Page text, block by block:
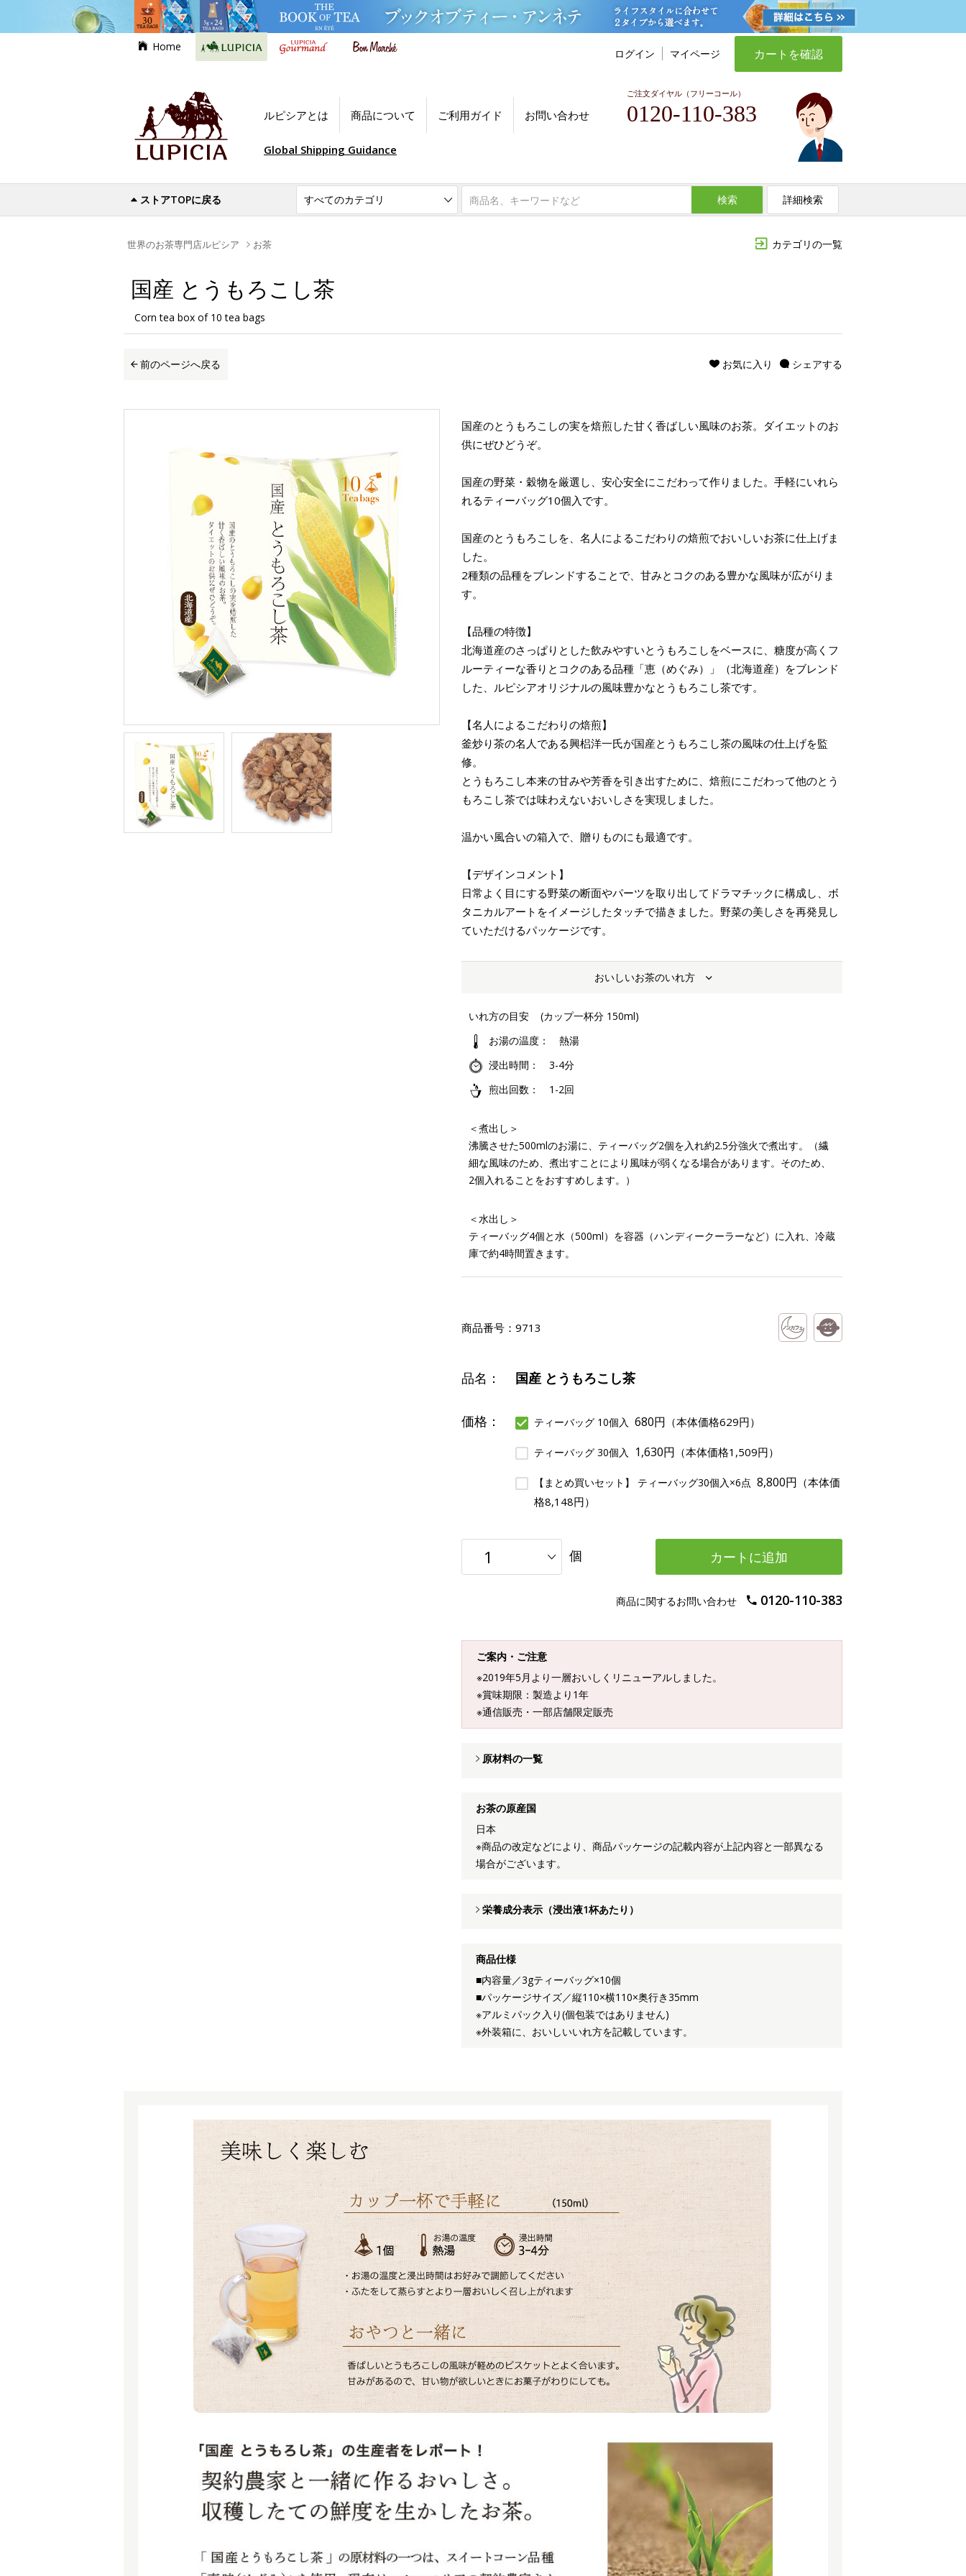
Home
ログイン マイページ カートを確認
ルピシアとは 商品について ご利用ガイド お問い合わせ
ご注文ダイヤル（フリーコール）
0120-110-383
Global Shipping Guidance
ストアTOPに戻る 検索 詳細検索
カテゴリの一覧
世界のお茶専門店ルピシア お茶
国産 とうもろこし茶
Corn tea box of 10 tea bags
前のページへ戻る シェアする
お気に入り
国産のとうもろこしの実を焙煎した甘く香ばしい風味のお茶。ダイエットのお
供にぜひどうぞ。
国産の野菜・穀物を厳選し、安心安全にこだわって作りました。手軽にいれら
れるティーバッグ10個入です。
国産のとうもろこしを、名人によるこだわりの焙煎でおいしいお茶に仕上げま
した。
2種類の品種をブレンドすることで、甘みとコクのある豊かな風味が広がりま
す。
【品種の特徴】
北海道産のさっぱりとした飲みやすいとうもろこしをベースに、糖度が高くフ
ルーティーな香りとコクのある品種「恵（めぐみ）」（北海道産）をブレンド
した、ルピシアオリジナルの風味豊かなとうもろこし茶です。
【名人によるこだわりの焙煎】
釜炒り茶の名人である興梠洋一氏が国産とうもろこし茶の風味の仕上げを監
修。
とうもろこし本来の甘みや芳香を引き出すために、焙煎にこだわって他のとう
もろこし茶では味わえないおいしさを実現しました。
温かい風合いの箱入で、贈りものにも最適です。
【デザインコメント】
日常よく目にする野菜の断面やパーツを取り出してドラマチックに構成し、ボ
タニカルアートをイメージしたタッチで描きました。野菜の美しさを再発見し
ていただけるパッケージです。
おいしいお茶のいれ方
いれ方の目安
(カップ一杯分 150ml)
お湯の温度
熱湯
浸出時間
3-4分
煎出回数
1-2回
＜煮出し＞
沸騰させた500mlのお湯に、ティーバッグ2個を入れ約2.5分強火で煮出す。（繊
細な風味のため、煮出すことにより風味が弱くなる場合があります。そのため、
2個入れることをおすすめします。）
＜水出し＞
ティーバッグ4個と水（500ml）を容器（ハンディークーラーなど）に入れ、冷蔵
庫で約4時間置きます。
商品番号： 9713
品名： 国産 とうもろこし茶
価格： ティーバッグ 10個入 680円 （本体価格629円）
ティーバッグ 30個入 1,630円 （本体価格1,509円）
【まとめ買いセット】 ティーバッグ30個入×6点 8,800円 （本体価
格8,148円）
個 カートに追加
商品に関するお問い合わせ 0120-110-383
ご案内・ご注意
※2019年5月より一層おいしくリニューアルしました。
※賞味期限：製造より1年
※通信販売・一部店舗限定販売
原材料の一覧
お茶の原産国
日本
※商品の改定などにより、商品パッケージの記載内容が上記内容と一部異なる
場合がございます。
栄養成分表示（浸出液1杯あたり）
商品仕様
■内容量／3gティーバッグ×10個
■パッケージサイズ／縦110×横110×奥行き35mm
※アルミパック入り(個包装ではありません)
※外装箱に、おいしいいれ方を記載しています。